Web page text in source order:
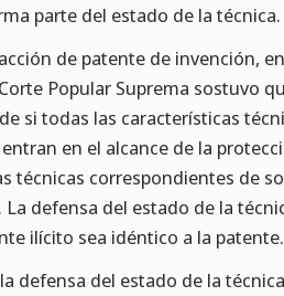
parte del estado de la técnica.
de patente de invención,
Popular Suprema sostuvo
si todas las características
en el alcance de la
técnicas correspondientes de
defensa del estado de la
ilícito sea idéntico a la patente.
defensa del estado de la